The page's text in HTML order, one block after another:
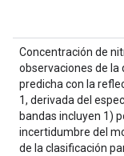
Concentración de
observaciones de la
predicha con la
1, derivada del
bandas incluyen 1)
incertidumbre del
de la clasificación